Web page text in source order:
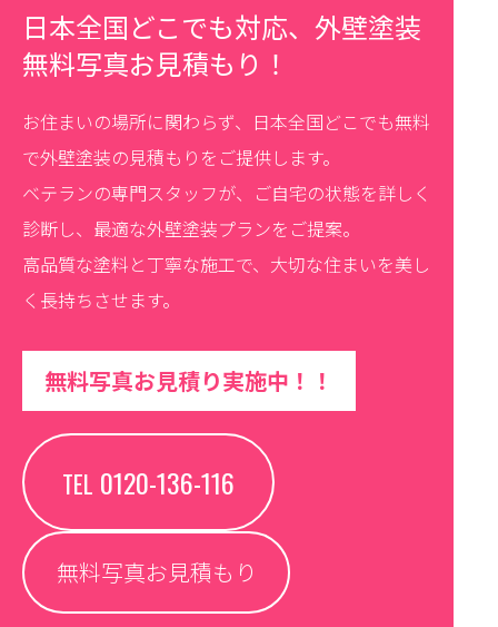
日本全国どこでも対応、外壁塗装
無料写真お見積もり！
お住まいの場所に関わらず、日本全国どこでも無料
で外壁塗装の見積もりをご提供します。
ベテランの専門スタッフが、ご自宅の状態を詳しく
診断し、最適な外壁塗装プランをご提案。
高品質な塗料と丁寧な施工で、大切な住まいを美し
く長持ちさせます。
無料写真お見積り実施中！！
TEL 0120-136-116
無料写真お見積もり